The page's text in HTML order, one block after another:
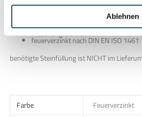
Ablehnen
Der Gabionen-KorbONYX ist in 6 Höhen
Höhen: 1000 mm bis 2400
Drahtstärke: 8/6mm
Maschung: 50 x 200mm
feuerverzinkt nach DIN EN ISO 1461
benötigte Steinfüllung ist NICHT im
Farbe
Feuerverzinkt